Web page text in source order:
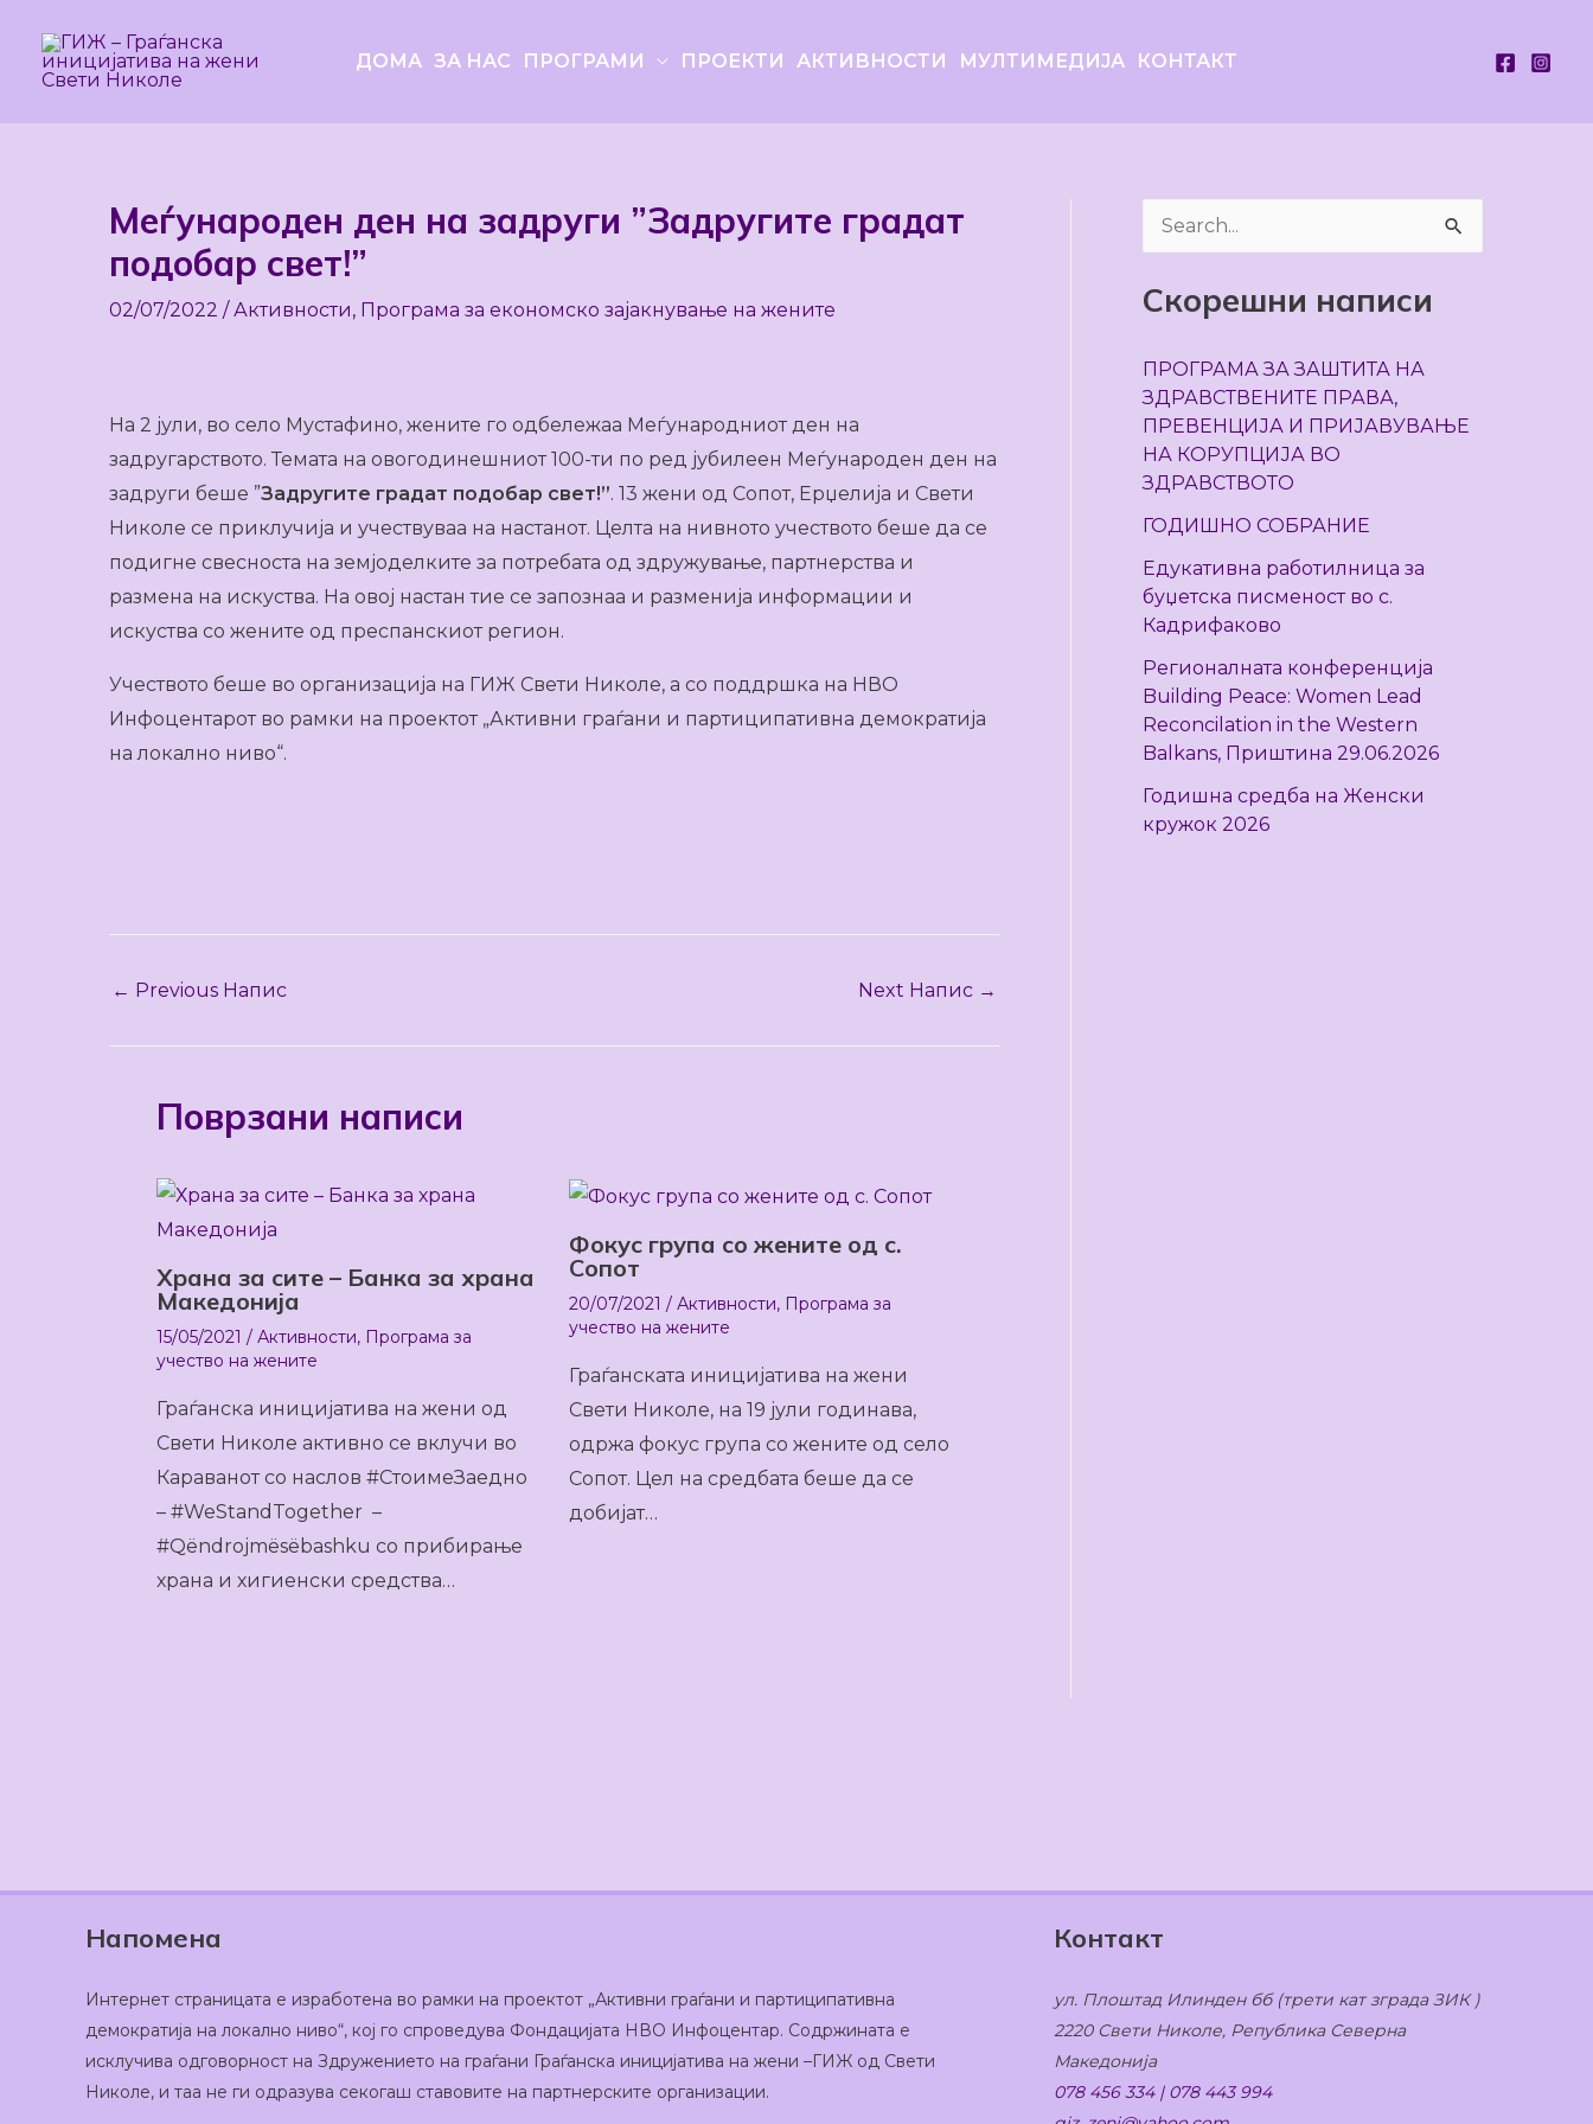
content
ДОМА ЗА НАС ПРОГРАМИ ПРОЕКТИ АКТИВНОСТИ МУЛТИМЕДИЈА КОНТАКТ
Меѓународен ден на задруги ”Задругите градат
подобар свет!”
02/07/2022 /Активности, Програма за економско зајакнување на жените
На 2 јули, во село Мустафино, жените го одбележаа Меѓународниот ден на
задругарството. Темата на овогодинешниот 100-ти по ред јубилеен Меѓународен ден на
задруги беше ”Задругите градат подобар свет!”. 13 жени од Сопот, Ерџелија и Свети
Николе се приклучија и учествуваа на настанот. Целта на нивното учеството беше да се
подигне свесноста на земјоделките за потребата од здружување, партнерства и
размена на искуства. На овој настан тие се запознаа и разменија информации и
искуства со жените од преспанскиот регион.
Учеството беше во организација на ГИЖ Свети Николе, а со поддршка на НВО
Инфоцентарот во рамки на проектот „Активни граѓани и партиципативна демократија
на локално ниво“.
Post
navigation
← Previous Напис Next Напис →
Поврзани написи
Храна за сите – Банка за храна
Македонија
15/05/2021 / Активности, Програма за
учество на жените
Граѓанска иницијатива на жени од
Свети Николе активно се вклучи во
Караванот со наслов #СтоимеЗаедно
– #WeStandTogether –
#Qëndrojmësëbashku со прибирање
храна и хигиенски средства…
Фокус група со жените од с.
Сопот
20/07/2021 / Активности, Програма за
учество на жените
Граѓанската иницијатива на жени
Свети Николе, на 19 јули годинава,
одржа фокус група со жените од село
Сопот. Цел на средбата беше да се
добијат…
a
c
h
f
o
r
:
Скорешни написи
ПРОГРАМА ЗА ЗАШТИТА НА
ЗДРАВСТВЕНИТЕ ПРАВА,
ПРЕВЕНЦИЈА И ПРИЈАВУВАЊЕ
НА КОРУПЦИЈА ВО
ЗДРАВСТВОТО
ГОДИШНО СОБРАНИЕ
Едукативна работилница за
буџетска писменост во с.
Кадрифаково
Регионалната конференција
Building Peace: Women Lead
Reconcilation in the Western
Balkans, Приштина 29.06.2026
Годишна средба на Женски
кружок 2026
Напомена
Интернет страницата е изработена во рамки на проектот „Активни граѓани и партиципативна
демократија на локално ниво“, кој го спроведува Фондацијата НВО Инфоцентар. Содржината е
исклучива одговорност на Здружението на граѓани Граѓанска иницијатива на жени –ГИЖ од Свети
Николе, и таа не ги одразува секогаш ставовите на партнерските организации.
Контакт
ул. Плоштад Илинден бб (трети кат зграда ЗИК )
2220 Свети Николе, Република Северна
Македонија
078 456 334 | 078 443 994